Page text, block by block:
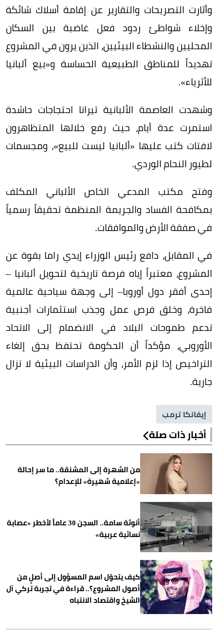
وأثارت التصريحات والتقارير عن إقامة أسلاك شائكة
وإخلاء شواطئ ردود فعل غاضبة بين السكان
المحليين والنشطاء البيئيين، الذين يرون في المشروع
تهديداً للمناطق الطبيعية الحساسة و«بيع ألبانيا
للأثرياء».
وشهدت العاصمة الألبانية تيرانا احتجاجات حاشدة
استمرت عدة أيام، حيث رفع خلالها المتظاهرون
لافتات كتب عليها «ألبانيا ليست للبيع»، ومجسمات
لطيور النحام الوردي.
وفتح مكتب المدعي الخاص الألباني المكلف
بمكافحة الفساد والجريمة المنظمة تحقيقاً رسمياً
في صفقة الأرض والموافقات.
في المقابل، دافع رئيس الوزراء إيدي راما بقوة عن
المشروع، معتبراً إياه فرصة تاريخية لتحويل ألبانيا –
إحدى أفقر دول أوروبا– إلى وجهة سياحية عالمية
فاخرة، وخلق فرص عمل وجذب استثمارات أجنبية
تدعم طموحات البلاد في الانضمام إلى الاتحاد
الأوروبي، مؤكداً أن الحكومة تحتفظ بحق إلغاء
التراخيص إذا لزم الأمر، وأن الدراسات البيئية لا تزال
جارية.
إيفانكا ترمب
أخبار ذات صلة
من الشهرة إلى المشنقة.. ما سر إحالة
«إعلامية شهيرة» للإعدام؟
أنوثة سامة.. السجن 30 عاماً لأخطر «عصابة
نسائية عربية»
كيف يتحوّل اسم المسؤول إلى أصلٍ من
أصول المشروع؟.. قراءة في تجربة تركي آل
الشيخ واقتصاد الانتباه